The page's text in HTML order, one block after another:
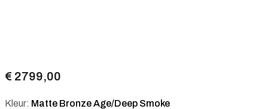
€ 2799,00
Kleur: Matte Bronze Age/Deep Smoke